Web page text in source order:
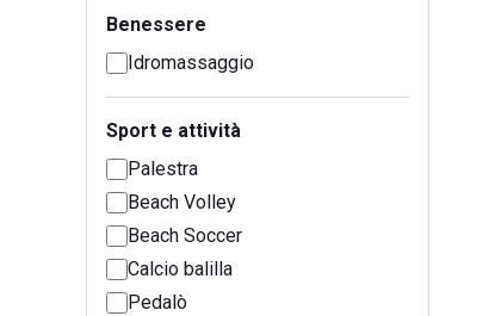
Benessere
Idromassaggio
Sport e attività
Palestra
Beach Volley
Beach Soccer
Calcio balilla
Pedalò